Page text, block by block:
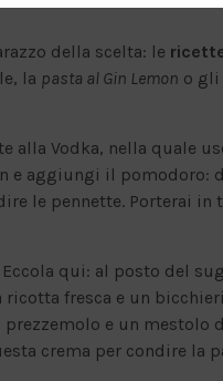
della scelta: le
la pasta al Gin Lemon o gli
alla Vodka, nella quale
aggiungi il pomodoro:
le pennette. Porterai
Eccola qui: al posto del
fresca e un
e un
crema per condire